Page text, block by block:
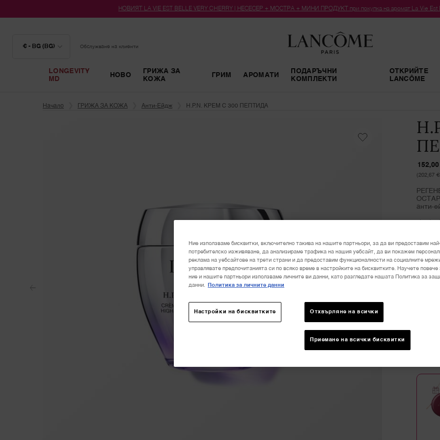
НОВИЯТ LA VIE EST BELLE VERY CHERRY | НЕСЕСЕР + МОСТРА + МИНИ ПРОДУКТ при покупка на аромат La Vie Est
€ - BG (BG) Обслужване на клиенти
LONGEVITY
MD
НОВО
ГРИЖА ЗА
КОЖА
ГРИМ АРОМАТИ
ПОДАРЪЧНИ
КОМПЛЕКТИ
ОТКРИЙТЕ
LANCÔME
Начало
ГРИЖА ЗА КОЖА Анти-Ейдж H.P.N. КРЕМ С 300 ПЕПТИДА
(202,67
анти-
Ние използваме бисквитки, включително такива на нашите партньори, за да ви предоставим
потребителско изживяване, да анализираме трафика на нашия уебсайт, да ви покажем
реклама на уебсайтове на трети страни и да предоставим функционалности на социалните
управлявате предпочитанията си по всяко време в настройките на бисквитките. Научете повече
ние и нашите партньори използваме личните ви данни, като разгледате нашата Политика за
данни.
Политика за личните данни
Настройки на бисквитките Отхвърляне на всички
Приемане на всички бисквитки